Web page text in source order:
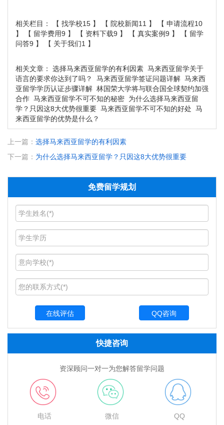
相关栏目： 【 找学校15 】 【 院校新闻11 】 【 申请流程10
】 【 留学费用9 】 【 资料下载9 】 【 真实案例9 】 【 留学
问答9 】 【 关于我们1 】
相关文章： 选择马来西亚留学的有利因素 马来西亚留学关于
语言的要求你达到了吗？
马来西亚留学签证问题详解 马来西
亚留学学历认证步骤详解 林国荣大学将与联合国全球契约加强
合作 马来西亚留学不可不知的秘密 为什么选择马来西亚留
学？只因这8大优势很重要 马来西亚留学不可不知的好处 马
来西亚留学的优势是什么？
上一篇： 选择马来西亚留学的有利因素
下一篇： 为什么选择马来西亚留学？只因这8大优势很重要
免费留学规划
QQ咨询
快捷咨询
资深顾问一对一为您解答留学问题
电话 微信 QQ